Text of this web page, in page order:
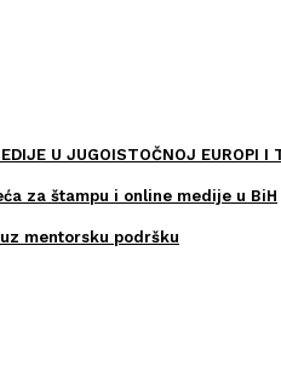
U JUGOISTOČNOJ EUROPI I
za štampu i online medije u BiH
mentorsku podršku